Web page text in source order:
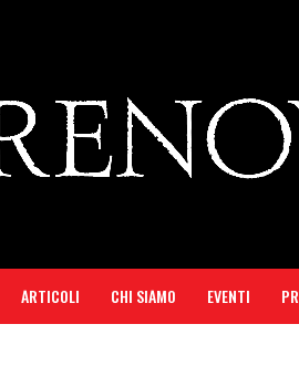
ARTICOLI CHI SIAMO EVENTI